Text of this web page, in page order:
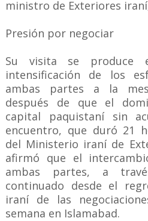
ministro de Exteriores
Presión por negociar
Su visita se produce
intensificación de los
ambas partes a la
después de que el
capital paquistaní sin
encuentro, que duró 21
del Ministerio iraní de
afirmó que el
ambas partes, a
continuado desde el
iraní de las
semana en Islamabad.